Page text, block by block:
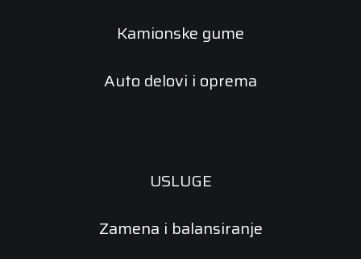
Kamionske gume
Auto delovi i oprema
USLUGE
Zamena i balansiranje